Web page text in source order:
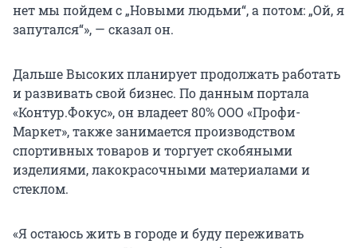
нет мы пойдем с „Новыми людьми“, а потом: „Ой, я
запутался“», — сказал он.
Дальше Высоких планирует продолжать работать
и развивать свой бизнес. По данным портала
«Контур.Фокус», он владеет 80% ООО «Профи-
Маркет», также занимается производством
спортивных товаров и торгует скобяными
изделиями, лакокрасочными материалами и
стеклом.
«Я остаюсь жить в городе и буду переживать